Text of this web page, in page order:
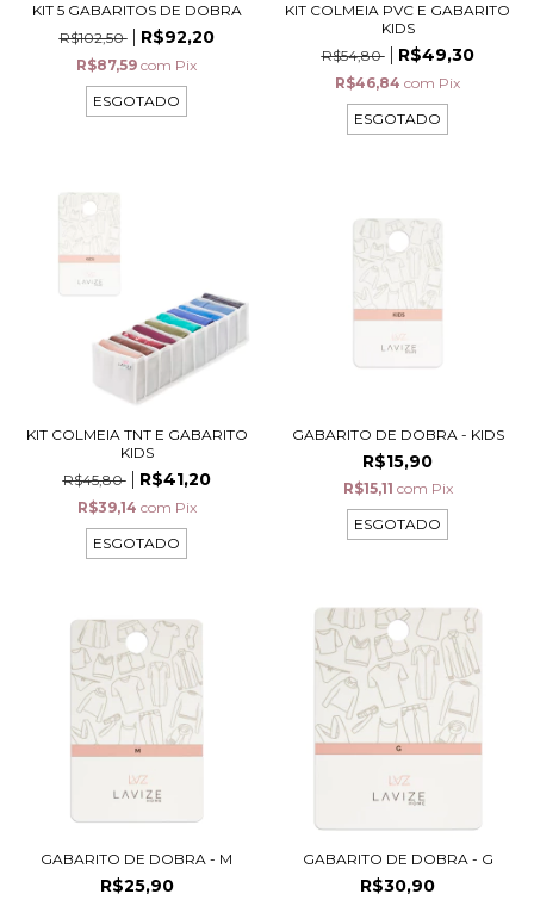
KIT 5 GABARITOS DE DOBRA
R$102,50
R$92,20
R$87,59 com Pix
ESGOTADO
KIT COLMEIA PVC E GABARITO
KIDS
R$54,80
R$49,30
R$46,84 com Pix
ESGOTADO
KIT COLMEIA TNT E GABARITO
KIDS
R$45,80
R$41,20
R$39,14 com Pix
ESGOTADO
GABARITO DE DOBRA - KIDS
R$15,90
R$15,11 com Pix
ESGOTADO
GABARITO DE DOBRA - M
R$25,90
GABARITO DE DOBRA - G
R$30,90